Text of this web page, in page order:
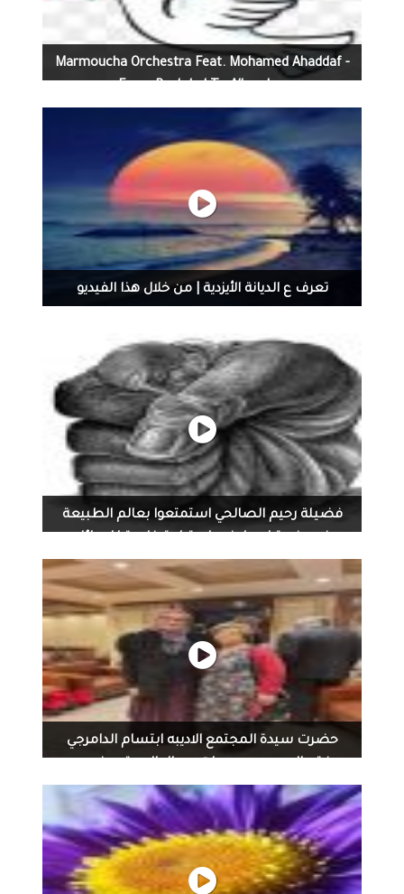
Marmoucha Orchestra Feat. Mohamed Ahaddaf -
تعرف ع الديانة الأيزدية | من خلال هذا الفيديو
‏فضيلة رحيم الصالحي‏ استمتعوا بعالم الطبيعة
ولكروبات النساء...
‏فضيلة رحيم الصالحي‏ استمتعوا بعالم الطبيعة في مزرعة ام
طيف واستراحة خاصة للعوائل ولكروبات النساء فقط للحجز
والاستفسار ٠٧٧٥٤٣٦٦٩٦١ التفاصيل داخل الفيديو
حضرت سيدة المجتمع الاديبه ابتسام الدامرجي
السيد...
حضرت سيدة المجتمع الاديبه ابتسام الدامرجي وبرفقه
العديدومنسيدات ورجال المجتمع ندوه عن السيد درويش
وعن وجوب ترميم منزله وتسمية الشارع باسمه يحاول حفيده
السيد محمد أن ينشر الكثير عن أعمال جده التي لم تنشر وكان